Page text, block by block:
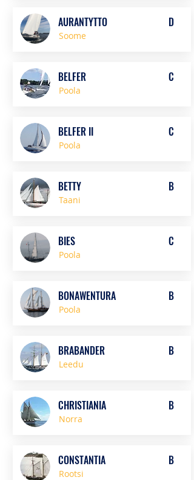
Soome
D
AURANTYTTO
Poola
C
BELFER
Poola
C
BELFER II
Taani
B
BETTY
Poola
C
BIES
Poola
B
BONAWENTURA
Leedu
B
BRABANDER
Norra
B
CHRISTIANIA
Rootsi
B
CONSTANTIA